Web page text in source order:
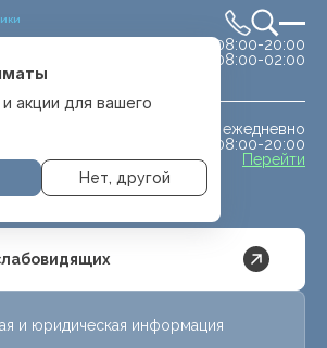
сб-вс 08:00-20:00
08:00-02:00
ежедневно
08:00-20:00
Перейти
акции для вашего
Нет, другой
и юридическая информация